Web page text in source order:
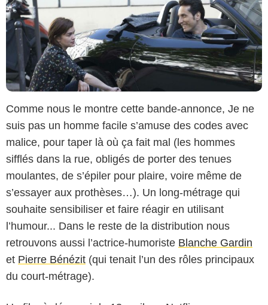
Comme nous le montre cette bande-annonce, Je ne
suis pas un homme facile s’amuse des codes avec
malice, pour taper là où ça fait mal (les hommes
sifflés dans la rue, obligés de porter des tenues
moulantes, de s’épiler pour plaire, voire même de
s’essayer aux prothèses…). Un long-métrage qui
souhaite sensibiliser et faire réagir en utilisant
l’humour... Dans le reste de la distribution nous
retrouvons aussi l’actrice-humoriste Blanche Gardin
et Pierre Bénézit (qui tenait l’un des rôles principaux
du court-métrage).